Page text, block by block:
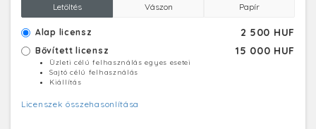
Letöltés Vászon Papír
Alap licensz 2 500 HUF
Bővített licensz 15 000 HUF
Üzleti célú felhasználás egyes esetei
Sajtó célú felhasználás
Kiállítás
Licenszek összehasonlítása